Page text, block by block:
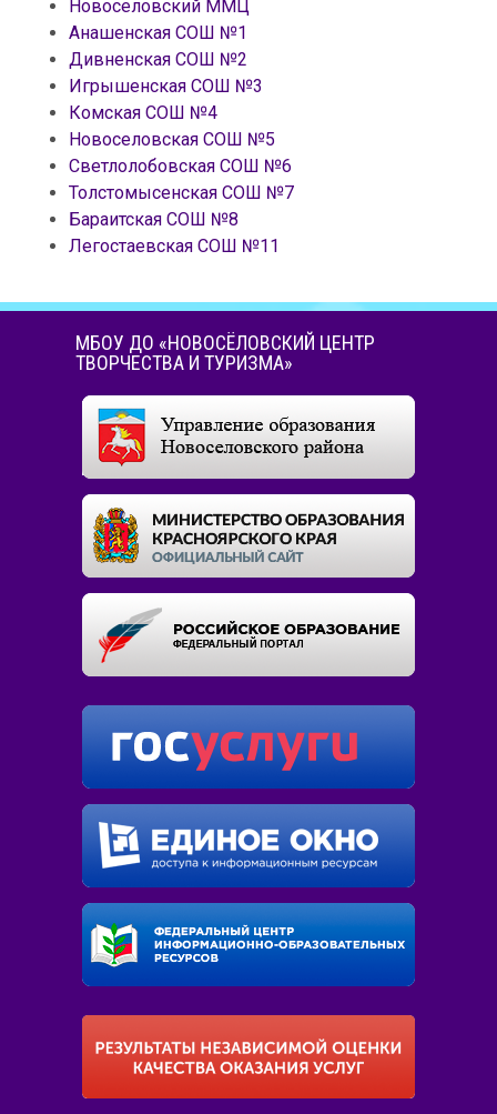
Новоселовский ММЦ
Анашенская СОШ №1
Дивненская СОШ №2
Игрышенская СОШ №3
Комская СОШ №4
Новоселовская СОШ №5
Светлолобовская СОШ №6
Толстомысенская СОШ №7
Бараитская СОШ №8
Легостаевская СОШ №11
МБОУ ДО «НОВОСЁЛОВСКИЙ ЦЕНТР
ТВОРЧЕСТВА И ТУРИЗМА»